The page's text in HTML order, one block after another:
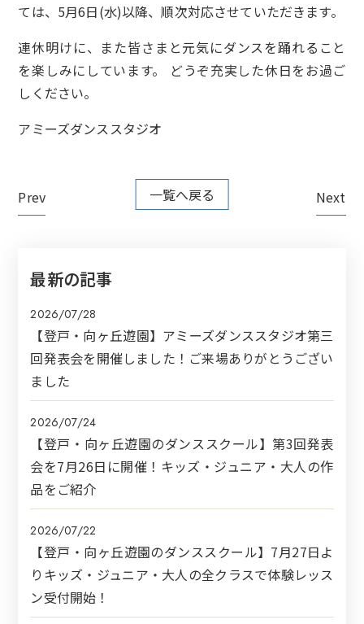
ては、5月6日(水)以降、順次対応させていただきます。
連休明けに、また皆さまと元気にダンスを踊れること
を楽しみにしています。 どうぞ充実した休日をお過ご
しください。
アミーズダンススタジオ
Prev 一覧へ戻る Next
最新の記事
2026/07/28
【登戸・向ヶ丘遊園】アミーズダンススタジオ第三
回発表会を開催しました！ご来場ありがとうござい
ました
2026/07/24
【登戸・向ヶ丘遊園のダンススクール】第3回発表
会を7月26日に開催！キッズ・ジュニア・大人の作
品をご紹介
2026/07/22
【登戸・向ヶ丘遊園のダンススクール】7月27日よ
りキッズ・ジュニア・大人の全クラスで体験レッス
ン受付開始！